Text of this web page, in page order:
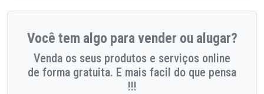
Você tem algo para vender ou alugar?
Venda os seus produtos e serviços online
de forma gratuita. E mais facil do que pensa
!!!